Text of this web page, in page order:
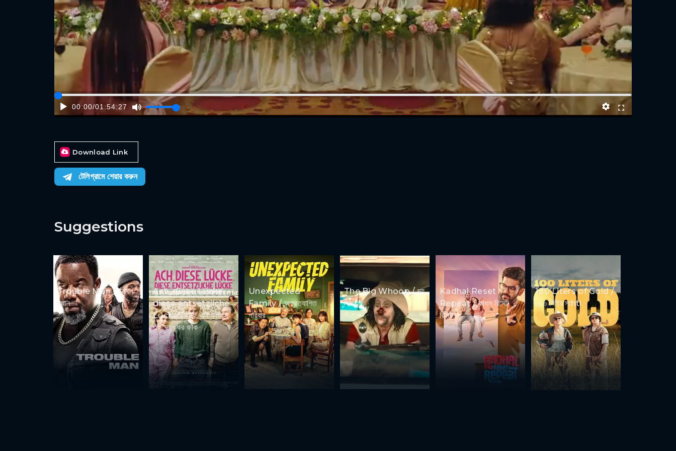
00:00/01:54:27
Download Link
টেলিগ্রামে শেয়ার করুন
Suggestions
Trouble Man / ট্রাবল
ম্যান
Ach, diese Lücke,
diese entsetzliche
Lücke / আহ, এই ফাঁক,
এই ভয়ঙ্কর ফাঁক
Unexpected
Family / অপ্রত্যাশিত
পরিবার
The Big Whoop / দ্য
বিগ হুপ
Kadhal Reset
Repeat / কাধল রিসেট
রিপিট
100 Liters of Gold /
১০০ লিটার সাhti